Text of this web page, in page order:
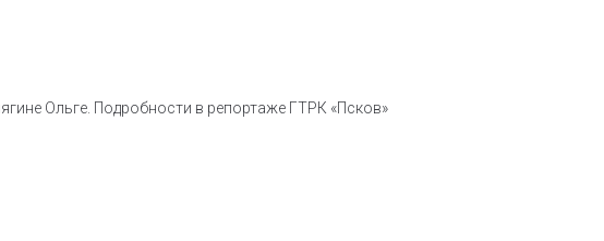
Ольге. Подробности в репортаже ГТРК «Псков»